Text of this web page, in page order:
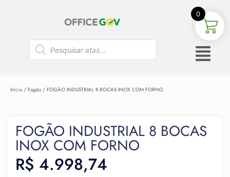
Início / Fogão / FOGÃO INDUSTRIAL 8 BOCAS INOX COM FORNO
FOGÃO INDUSTRIAL 8 BOCAS
INOX COM FORNO
R$ 4.998,74
0